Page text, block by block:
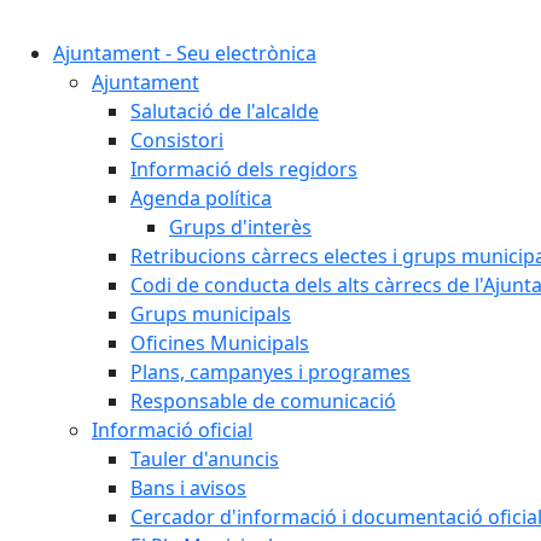
Ajuntament - Seu electrònica
Ajuntament
Salutació de l'alcalde
Consistori
Informació dels regidors
Agenda política
Grups d'interès
Retribucions càrrecs electes i grups
Codi de conducta dels alts càrrecs de
Grups municipals
Oficines Municipals
Plans, campanyes i programes
Responsable de comunicació
Informació oficial
Tauler d'anuncis
Bans i avisos
Cercador d'informació i documentació